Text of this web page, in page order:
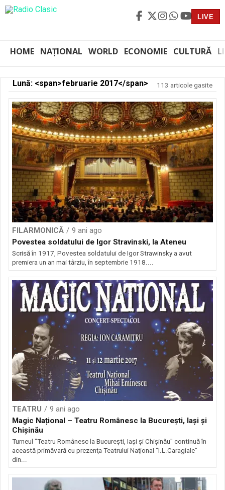
LIVE
HOME NAȚIONAL WORLD ECONOMIE CULTURĂ
Lună: <span>februarie 2017</span> 113 articole gasite
FILARMONICĂ
9 ani ago
Povestea soldatului de Igor Stravinski, la Ateneu
Scrisă în 1917, Povestea soldatului de Igor Strawinsky a avut
premiera un an mai târziu, în septembrie 1918....
TEATRU
9 ani ago
Magic Național – Teatru Românesc la Bucureşti, Iaşi şi
Chişinău
Turneul "Teatru Românesc la Bucureşti, Iaşi şi Chişinău" continuă în
această primăvară cu prezenţa Teatrului Naţional "I.L.Caragiale"
din...